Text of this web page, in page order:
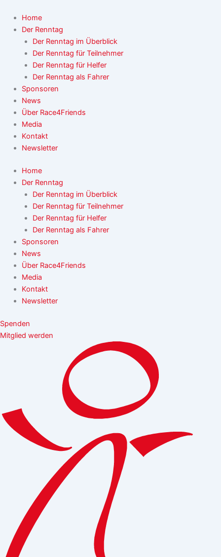
Inhalt
springen
Home
Der Renntag
Der Renntag im Überblick
Der Renntag für Teilnehmer
Der Renntag für Helfer
Der Renntag als Fahrer
Sponsoren
News
Über Race4Friends
Media
Kontakt
Newsletter
Home
Der Renntag
Der Renntag im Überblick
Der Renntag für Teilnehmer
Der Renntag für Helfer
Der Renntag als Fahrer
Sponsoren
News
Über Race4Friends
Media
Kontakt
Newsletter
Spenden
Mitglied werden